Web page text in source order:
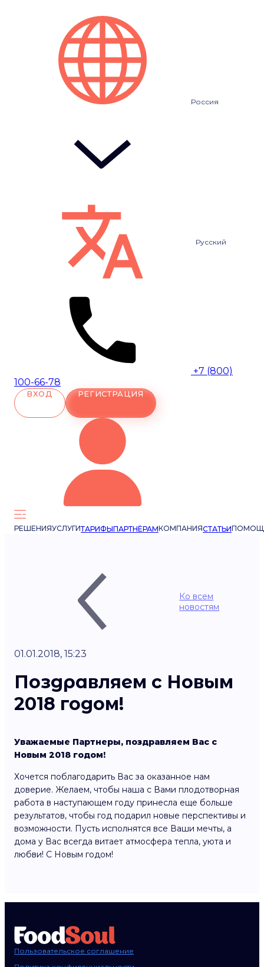
Россия
Русский
+7 (800)
100-66-78
ВХОД РЕГИСТРАЦИЯ
РЕШЕНИЯУСЛУГИТАРИФЫПАРТНЁРАМКОМПАНИЯСТАТЬИ
Ко всем
новостям
01.01.2018, 15:23
Поздравляем с Новым
2018 годом!
Уважаемые Партнеры, поздравляем Вас с
Новым 2018 годом!
Хочется поблагодарить Вас за оказанное нам
доверие. Желаем, чтобы наша с Вами плодотворная
работа в наступающем году принесла еще больше
результатов, чтобы год подарил новые перспективы и
возможности. Пусть исполнятся все Ваши мечты, а
дома у Вас всегда витает атмосфера тепла, уюта и
любви! С Новым годом!
Пользовательское соглашение